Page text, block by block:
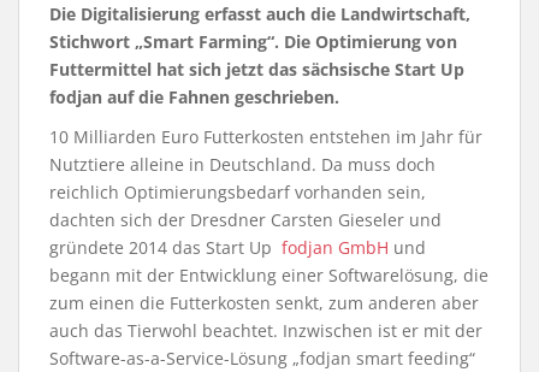
Die Digitalisierung erfasst auch die Landwirtschaft,
Stichwort „Smart Farming“. Die Optimierung von
Futtermittel hat sich jetzt das sächsische Start Up
fodjan auf die Fahnen geschrieben.
10 Milliarden Euro Futterkosten entstehen im Jahr für
Nutztiere alleine in Deutschland. Da muss doch
reichlich Optimierungsbedarf vorhanden sein,
dachten sich der Dresdner Carsten Gieseler und
gründete 2014 das Start Up fodjan GmbH und
begann mit der Entwicklung einer Softwarelösung, die
zum einen die Futterkosten senkt, zum anderen aber
auch das Tierwohl beachtet. Inzwischen ist er mit der
Software-as-a-Service-Lösung „fodjan smart feeding“